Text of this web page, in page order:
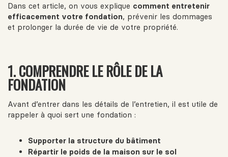
Dans cet article, on vous explique comment entretenir
efficacement votre fondation, prévenir les dommages
et prolonger la durée de vie de votre propriété.
1. COMPRENDRE LE RÔLE DE LA
FONDATION
Avant d’entrer dans les détails de l’entretien, il est utile de
rappeler à quoi sert une fondation :
Supporter la structure du bâtiment
Répartir le poids de la maison sur le sol